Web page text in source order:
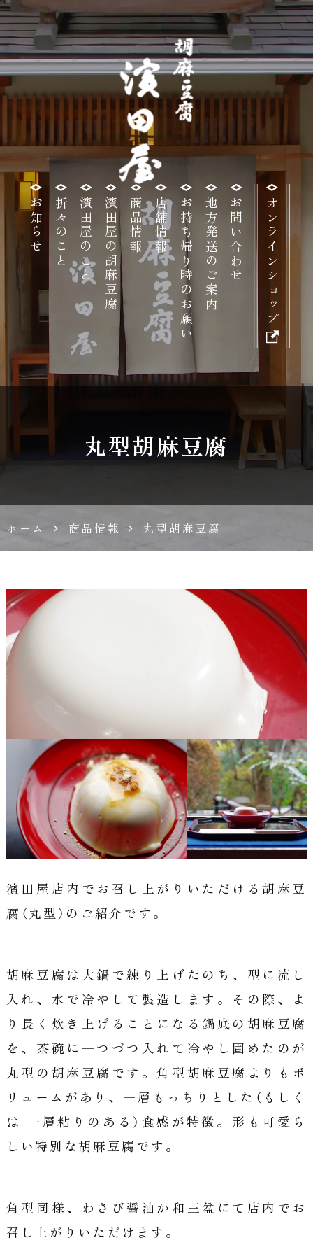
高
野
山
胡
麻
腐
濱
田
屋
サ
イ
ト
お知らせ 折々のこと濱田屋のこと濱田屋の胡麻豆腐商品情報店舗情報お持ち帰り時のお願い地方発送のご案内お問い合わせ オンラインショップ
丸型胡麻豆腐
ホーム 商品情報 丸型胡麻豆腐
濱田屋店内でお召し上がりいただける胡麻豆
腐（丸型）のご紹介です。
胡麻豆腐は大鍋で練り上げたのち、型に流し
入れ、水で冷やして製造します。その際、よ
り長く炊き上げることになる鍋底の胡麻豆腐
を、茶碗に一つづつ入れて冷やし固めたのが
丸型の胡麻豆腐です。角型胡麻豆腐よりもボ
リュームがあり、一層もっちりとした（もしく
は 一層粘りのある）食感が特徴。形も可愛ら
しい特別な胡麻豆腐です。
角型同様、わさび醤油か和三盆にて店内でお
召し上がりいただけます。